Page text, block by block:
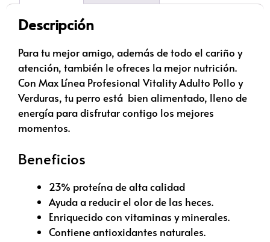
Descripción
Para tu mejor amigo, además de todo el cariño y
atención, también le ofreces la mejor nutrición.
Con Max Línea Profesional Vitality Adulto Pollo y
Verduras, tu perro está bien alimentado, lleno de
energía para disfrutar contigo los mejores
momentos.
Beneficios
23% proteína de alta calidad
Ayuda a reducir el olor de las heces.
Enriquecido con vitaminas y minerales.
Contiene antioxidantes naturales.